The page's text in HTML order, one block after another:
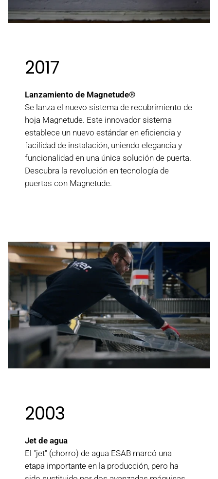
2017
Lanzamiento de Magnetude®
Se lanza el nuevo sistema de recubrimiento de
hoja Magnetude. Este innovador sistema
establece un nuevo estándar en eficiencia y
facilidad de instalación, uniendo elegancia y
funcionalidad en una única solución de puerta.
Descubra la revolución en tecnología de
puertas con Magnetude.
2003
Jet de agua
El "jet" (chorro) de agua ESAB marcó una
etapa importante en la producción, pero ha